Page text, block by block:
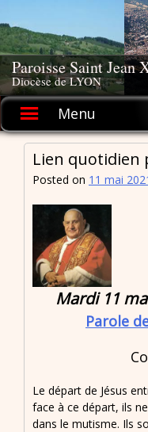
to
content
Paroisse Saint Jean
Diocèse de LYON
Menu
Lien quotidien
Posted on 11 mai
Mardi 11
Parole
Le départ de Jésus
face à ce départ, ils
dans le mutisme. Ils